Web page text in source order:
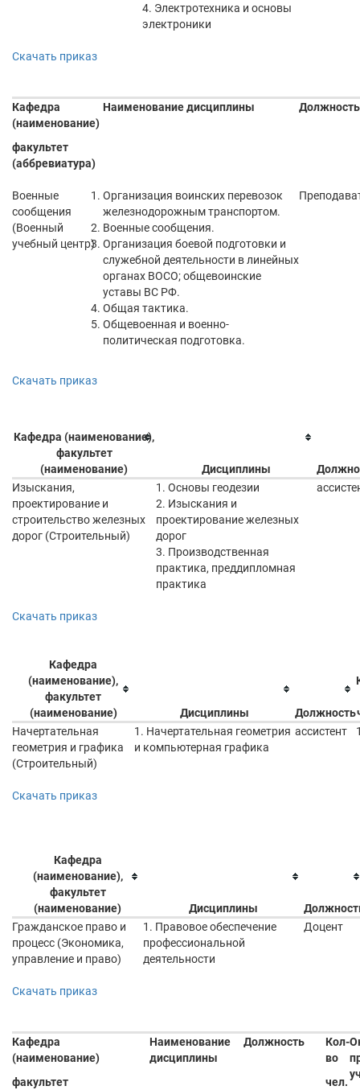
4. Электротехника и основы
электроники
Скачать приказ
Кафедра
(наименование)
факультет
(аббревиатура)
Наименование дисциплины Должность
Военные
сообщения
(Военный
учебный центр)
Организация воинских перевозок
железнодорожным транспортом.
Военные сообщения.
Организация боевой подготовки и
служебной деятельности в линейных
органах ВОСО; общевоинские
уставы ВС РФ.
Общая тактика.
Общевоенная и военно-
политическая подготовка.
Скачать приказ
Кафедра (наименование),
факультет
(наименование)
Дисциплины
Изыскания,
проектирование и
строительство железных
дорог (Строительный)
1. Основы геодезии
2. Изыскания и
проектирование железных
дорог
3. Производственная
практика, преддипломная
практика
Скачать приказ
Кафедра
(наименование),
факультет
(наименование)
Дисциплины Должность
Начертательная
геометрия и графика
(Строительный)
1. Начертательная геометрия
и компьютерная графика
ассистент
Скачать приказ
Кафедра
(наименование),
факультет
(наименование)
Дисциплины
Гражданское право и
процесс (Экономика,
управление и право)
1. Правовое обеспечение
профессиональной
деятельности
Доцент
Скачать приказ
Кафедра
(наименование)
факультет
Наименование
дисциплины
Должность
Кол-
во
чел.